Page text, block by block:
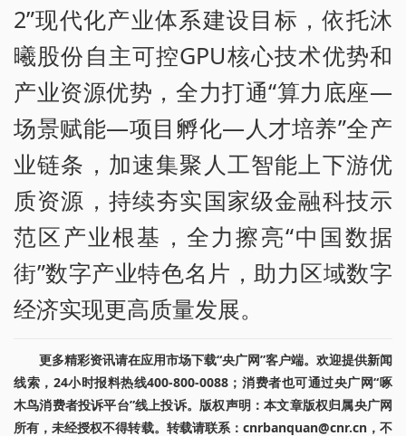
2”现代化产业体系建设目标，依托沐
曦股份自主可控GPU核心技术优势和
产业资源优势，全力打通“算力底座—
场景赋能—项目孵化—人才培养”全产
业链条，加速集聚人工智能上下游优
质资源，持续夯实国家级金融科技示
范区产业根基，全力擦亮“中国数据
街”数字产业特色名片，助力区域数字
经济实现更高质量发展。
更多精彩资讯请在应用市场下载“央广网”客户端。欢迎提供新闻
线索，24小时报料热线400-800-0088；消费者也可通过央广网“啄
木鸟消费者投诉平台”线上投诉。版权声明：本文章版权归属央广网
所有，未经授权不得转载。转载请联系：cnrbanquan@cnr.cn，不